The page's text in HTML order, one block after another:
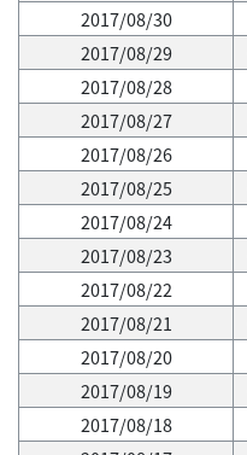
2017/08/30
2017/08/29
2017/08/28
2017/08/27
2017/08/26
2017/08/25
2017/08/24
2017/08/23
2017/08/22
2017/08/21
2017/08/20
2017/08/19
2017/08/18